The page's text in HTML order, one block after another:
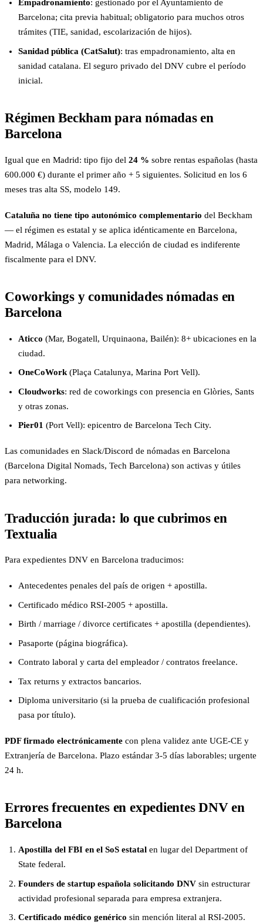
Empadronamiento: gestionado por el Ayuntamiento de
Barcelona; cita previa habitual; obligatorio para muchos otros
trámites (TIE, sanidad, escolarización de hijos).
Sanidad pública (CatSalut): tras empadronamiento, alta en
sanidad catalana. El seguro privado del DNV cubre el período
inicial.
Régimen Beckham para nómadas en
Barcelona
Igual que en Madrid: tipo fijo del 24 % sobre rentas españolas (hasta
600.000 €) durante el primer año + 5 siguientes. Solicitud en los 6
meses tras alta SS, modelo 149.
Cataluña no tiene tipo autonómico complementario del Beckham
— el régimen es estatal y se aplica idénticamente en Barcelona,
Madrid, Málaga o Valencia. La elección de ciudad es indiferente
fiscalmente para el DNV.
Coworkings y comunidades nómadas en
Barcelona
Aticco (Mar, Bogatell, Urquinaona, Bailén): 8+ ubicaciones en la
ciudad.
OneCoWork(Plaça Catalunya, Marina Port Vell).
Cloudworks: red de coworkings con presencia en Glòries, Sants
y otras zonas.
Pier01 (Port Vell): epicentro de Barcelona Tech City.
Las comunidades en Slack/Discord de nómadas en Barcelona
(Barcelona Digital Nomads, Tech Barcelona) son activas y útiles
para networking.
Traducción jurada: lo que cubrimos en
Textualia
Para expedientes DNV en Barcelona traducimos:
Antecedentes penales del país de origen + apostilla.
Certificado médico RSI-2005 + apostilla.
Birth / marriage / divorce certificates + apostilla (dependientes).
Pasaporte (página biográfica).
Contrato laboral y carta del empleador / contratos freelance.
Tax returns y extractos bancarios.
Diploma universitario (si la prueba de cualificación profesional
pasa por título).
PDF firmado electrónicamente con plena validez ante UGE-CE y
Extranjería de Barcelona. Plazo estándar 3-5 días laborables; urgente
24 h.
Errores frecuentes en expedientes DNV en
Barcelona
Apostilla del FBI en el SoS estatalen lugar del Department of
State federal.
Founders de startup española solicitando DNVsin estructurar
actividad profesional separada para empresa extranjera.
Certificado médico genérico sin mención literal al RSI-2005.